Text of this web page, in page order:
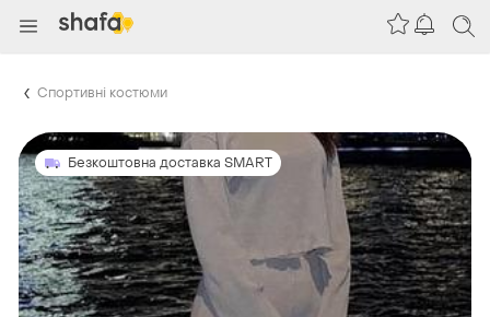
Спортивні костюми
Безкоштовна доставка SMART